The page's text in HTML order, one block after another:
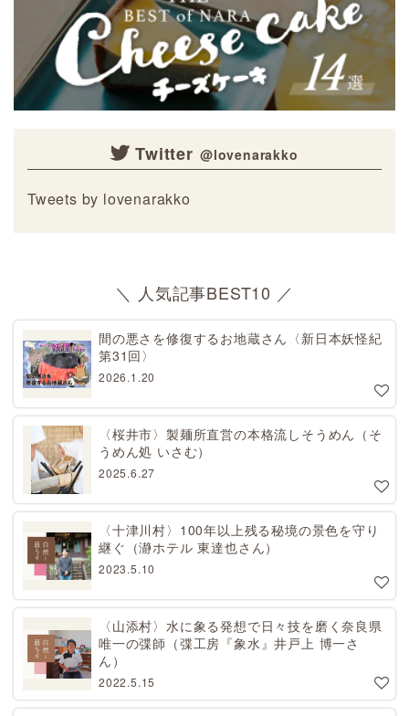
Twitter
Tweets by lovenarakko
＼ 人気記事BEST10 ／
間の悪さを修復するお地蔵さん〈新日本妖怪紀
第31回〉
2026.1.20
〈桜井市〉製麺所直営の本格流しそうめん（そ
うめん処 いさむ）
2025.6.27
〈十津川村〉100年以上残る秘境の景色を守り
継ぐ（瀞ホテル 東達也さん）
2023.5.10
〈山添村〉水に象る発想で日々技を磨く奈良県
唯一の弽師（弽工房『象水』井戸上 博一さ
ん）
2022.5.15